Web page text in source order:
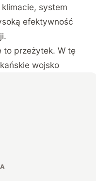
system
efektywność
to przeżytek. W tę
wojsko